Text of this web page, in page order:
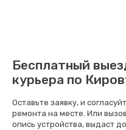
Бесплатный
курьера по
Оставьте заявку, и
ремонта на месте. Или
опись устройства, выдаст